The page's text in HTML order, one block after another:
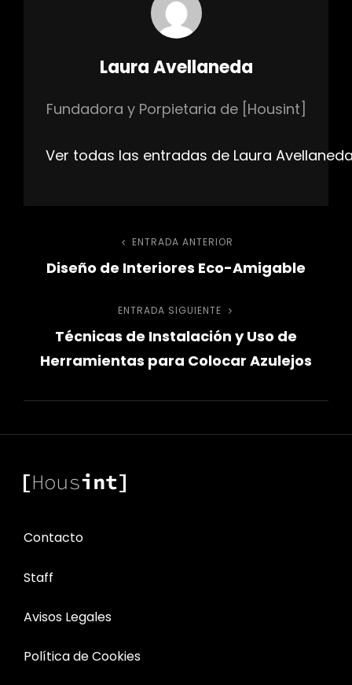
Autor:
Laura Avellaneda
Fundadora y Porpietaria de [Housint]
Ver todas las entradas de Laura
Navegación
entradas
Entrada
anterior
ENTRADA ANTERIOR
Diseño de Interiores Eco-Amigable
Entrada
siguiente
ENTRADA SIGUIENTE
Técnicas de Instalación y Uso de
Herramientas para Colocar Azulejos
Contacto
Staff
Avisos Legales
Política de Cookies